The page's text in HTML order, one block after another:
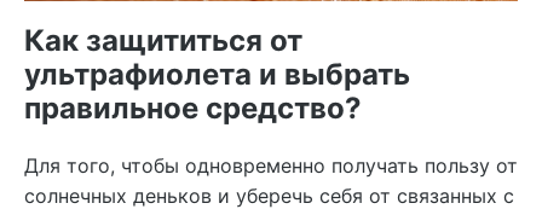
Как защититься от
ультрафиолета и выбрать
правильное средство?
Для того, чтобы одновременно получать пользу от
солнечных деньков и уберечь себя от связанных с